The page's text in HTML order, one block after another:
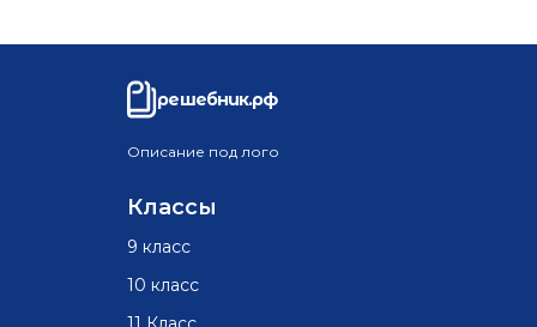
решебник.рф
Описание под лого
Классы
9 класс
10 класс